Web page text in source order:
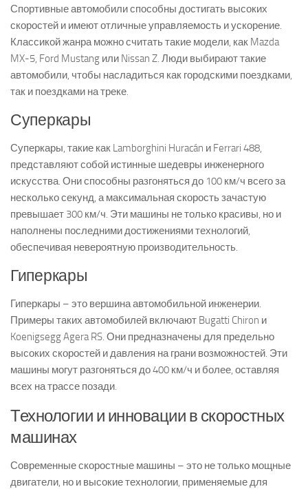
Спортивные автомобили способны достигать высоких
скоростей и имеют отличные управляемость и ускорение.
Классикой жанра можно считать такие модели, как Mazda
MX-5, Ford Mustang или Nissan Z. Люди выбирают такие
автомобили, чтобы насладиться как городскими поездками,
так и поездками на треке.
Суперкары
Суперкары, такие как Lamborghini Huracán и Ferrari 488,
представляют собой истинные шедевры инженерного
искусства. Они способны разгоняться до 100 км/ч всего за
несколько секунд, а максимальная скорость зачастую
превышает 300 км/ч. Эти машины не только красивы, но и
наполнены последними достижениями технологий,
обеспечивая невероятную производительность.
Гиперкары
Гиперкары – это вершина автомобильной инженерии.
Примеры таких автомобилей включают Bugatti Chiron и
Koenigsegg Agera RS. Они предназначены для предельно
высоких скоростей и давления на грани возможностей. Эти
машины могут разгоняться до 400 км/ч и более, оставляя
всех на трассе позади.
Технологии и инновации в скоростных
машинах
Современные скоростные машины – это не только мощные
двигатели, но и высокие технологии, применяемые для